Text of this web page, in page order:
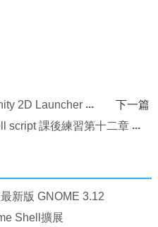
2D Launcher
下一篇
script 課後練習第十二章
新版 GNOME 3.12
Shell擴展